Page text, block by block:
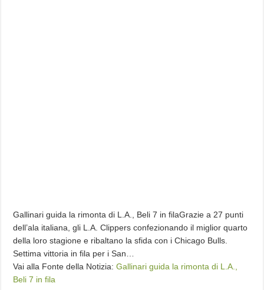
Gallinari guida la rimonta di L.A., Beli 7 in filaGrazie a 27 punti
dell’ala italiana, gli L.A. Clippers confezionando il miglior quarto
della loro stagione e ribaltano la sfida con i Chicago Bulls.
Settima vittoria in fila per i San…
Vai alla Fonte della Notizia:Gallinari guida la rimonta di L.A.,
Beli 7 in fila